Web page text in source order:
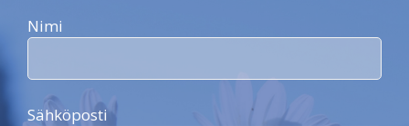
Nimi
Sähköposti